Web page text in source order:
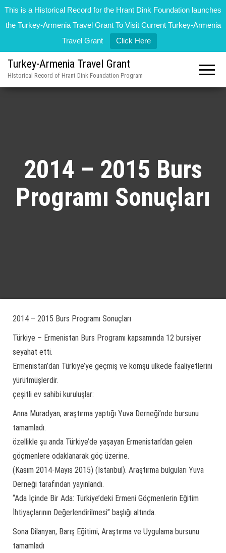
This is a Historical Record for the Hrant Dink Foundation launches
the Turkey-Armenia Travel Grant To Visit Current Turkey-Armenia
Travel Grant
Click Here
Turkey-Armenia Travel Grant
HIstorical Record of Hrant Dink Foundation Program
2014 – 2015 Burs
Programı Sonuçları
2014 – 2015 Burs Programı Sonuçları
Türkiye – Ermenistan Burs Programı kapsamında 12 bursiyer
seyahat etti.
Ermenistan’dan Türkiye’ye geçmiş ve komşu ülkede faaliyetlerini
yürütmüşlerdir.
çeşitli ev sahibi kuruluşlar:
Anna Muradyan, araştırma yaptığı Yuva Derneği’nde bursunu
tamamladı.
özellikle şu anda Türkiye’de yaşayan Ermenistan’dan gelen
göçmenlere odaklanarak göç üzerine.
(Kasım 2014-Mayıs 2015) (İstanbul). Araştırma bulguları Yuva
Derneği tarafından yayınlandı.
“Ada İçinde Bir Ada: Türkiye’deki Ermeni Göçmenlerin Eğitim
İhtiyaçlarının Değerlendirilmesi” başlığı altında.
Sona Dilanyan, Barış Eğitimi, Araştırma ve Uygulama bursunu
tamamladı